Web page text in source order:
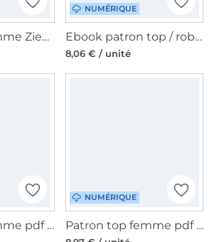
Patron top femme Ziepeltrine Rabaukowitsch, en allemand
NUMÉRIQUE
Ebook patron top / robe femme BULU Nähfrosch, en allemand
8,06 € / unité
Patron top femme pdf Raff's dir schön Einfach anziehend, en allemand
NUMÉRIQUE
Patron top femme pdf Lenola drei eM's, en allemand